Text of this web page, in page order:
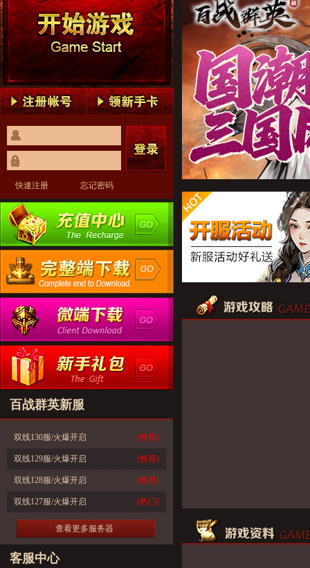
快速注册 忘记密码
百战群英新服
双线130服/火爆开启 (推荐)
双线129服/火爆开启 (推荐)
双线128服/火爆开启 (推荐)
双线127服/火爆开启 (热门)
查看更多服务器
客服中心
百战群英1
百战群英2
百战群英3
百战群英4
百战群英5